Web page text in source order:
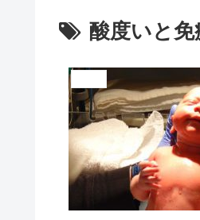
アト
酸度いと免